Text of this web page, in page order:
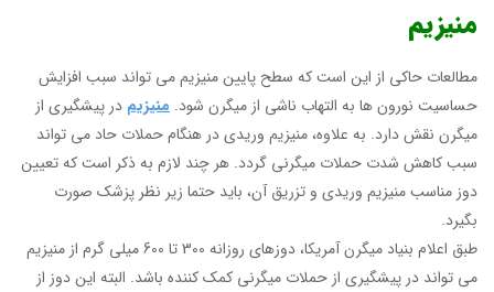
منیزیم
مطالعات حاکی از این است که سطح پایین منیزیم می تواند سبب افزایش
حساسیت نورون ها به التهاب ناشی از میگرن شود. منیزیم در پیشگیری از
میگرن نقش دارد. به علاوه، منیزیم وریدی در هنگام حملات حاد می تواند
سبب کاهش شدت حملات میگرنی گردد. هر چند لازم به ذکر است که تعیین
دوز مناسب منیزیم وریدی و تزریق آن، باید حتما زیر نظر پزشک صورت
بگیرد.
طبق اعلام بنیاد میگرن آمریکا، دوزهای روزانه 300 تا 600 میلی گرم از منیزیم
می تواند در پیشگیری از حملات میگرنی کمک کننده باشد. البته این دوز از